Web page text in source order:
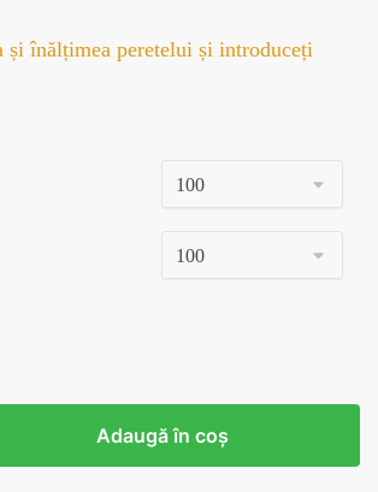
este:
și înălțimea peretelui și introduceți
Adaugă în coș